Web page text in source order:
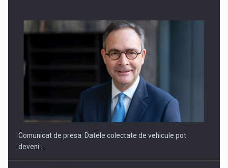
ROOTED IN ROMANIA, BUILT TO DELIVER TECHNOLOGY FOR
Comunicat de presa: Datele colectate de vehicule pot
deveni…